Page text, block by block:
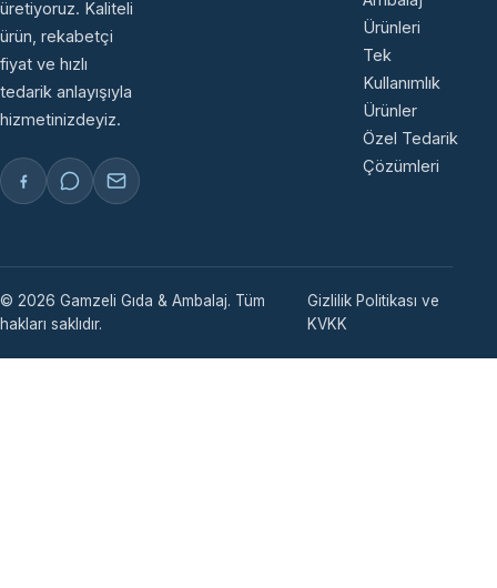
üretiyoruz. Kaliteli
ürün, rekabetçi
fiyat ve hızlı
tedarik anlayışıyla
hizmetinizdeyiz.
Ürünleri
Tek
Kullanımlık
Ürünler
Özel Tedarik
Çözümleri
© 2026 Gamzeli Gıda & Ambalaj. Tüm
hakları saklıdır.
Gizlilik Politikası ve
KVKK